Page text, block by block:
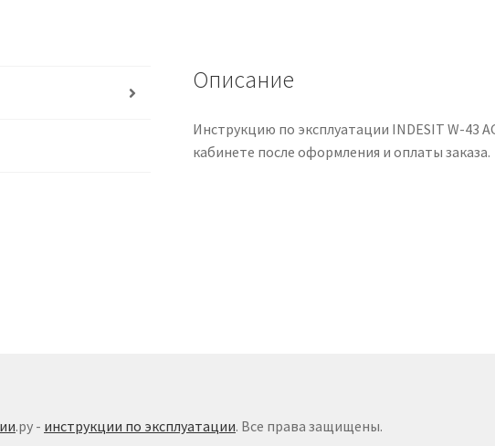
языке
Описание
Инструкцию по эксплуатации INDESIT W-43
кабинете после оформления и оплаты заказа.
.ру - инструкции по эксплуатации. Все права защищены.